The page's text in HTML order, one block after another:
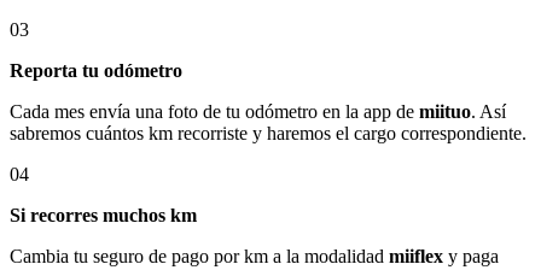
03
Reporta tu odómetro
Cada mes envía una foto de tu odómetro en la app de miituo. Así
sabremos cuántos km recorriste y haremos el cargo correspondiente.
04
Si recorres muchos km
Cambia tu seguro de pago por km a la modalidad miiflex y paga